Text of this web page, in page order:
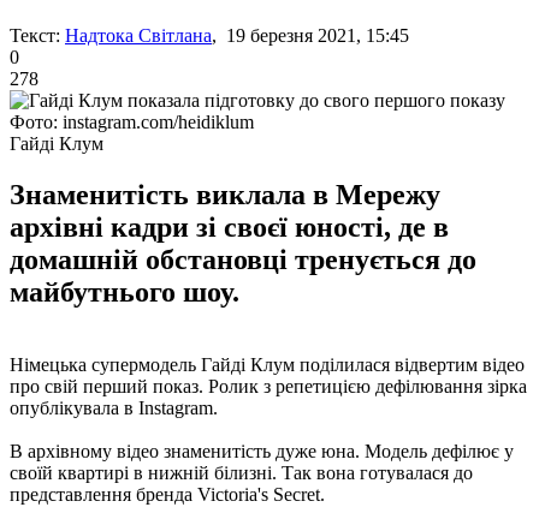
Текст: Надтока Світлана, 19 березня 2021, 15:45
0
278
Фото: instagram.com/heidiklum
Гайді Клум
Знаменитість виклала в Мережу
архівні кадри зі своєї юності, де в
домашній обстановці тренується до
майбутнього шоу.
Німецька супермодель Гайді Клум поділилася відвертим відео
про свій перший показ. Ролик з репетицією дефілювання зірка
опублікувала в Instagram.
В архівному відео знаменитість дуже юна. Модель дефілює у
своїй квартирі в нижній білизні. Так вона готувалася до
представлення бренда Victoria's Secret.